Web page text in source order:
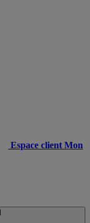
Espace client Mon